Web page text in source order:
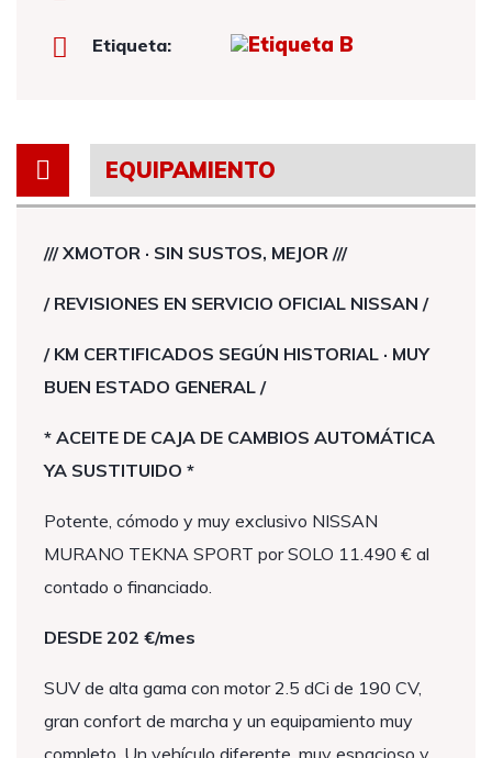
Etiqueta:
EQUIPAMIENTO
/// XMOTOR · SIN SUSTOS, MEJOR ///
/ REVISIONES EN SERVICIO OFICIAL NISSAN /
/ KM CERTIFICADOS SEGÚN HISTORIAL · MUY
BUEN ESTADO GENERAL /
* ACEITE DE CAJA DE CAMBIOS AUTOMÁTICA
YA SUSTITUIDO *
Potente, cómodo y muy exclusivo NISSAN
MURANO TEKNA SPORT por SOLO 11.490 € al
contado o financiado.
DESDE 202 €/mes
SUV de alta gama con motor 2.5 dCi de 190 CV,
gran confort de marcha y un equipamiento muy
completo. Un vehículo diferente, muy espacioso y